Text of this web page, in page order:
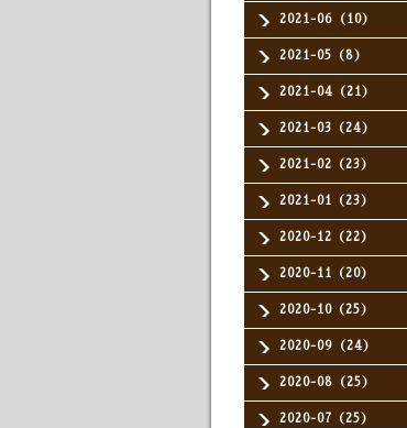
2021-06（10）
2021-05（8）
2021-04（21）
2021-03（24）
2021-02（23）
2021-01（23）
2020-12（22）
2020-11（20）
2020-10（25）
2020-09（24）
2020-08（25）
2020-07（25）